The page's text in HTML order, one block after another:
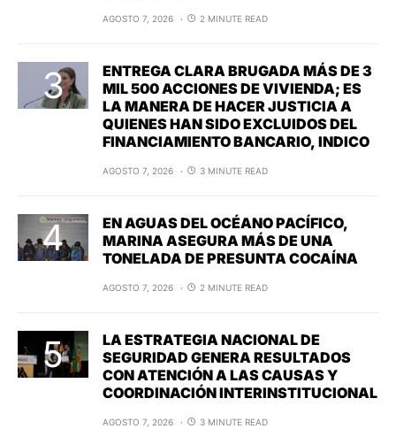
AGOSTO 7, 2026 2 MINUTE READ
ENTREGA CLARA BRUGADA MÁS DE 3
MIL 500 ACCIONES DE VIVIENDA; ES
LA MANERA DE HACER JUSTICIA A
QUIENES HAN SIDO EXCLUIDOS DEL
FINANCIAMIENTO BANCARIO, INDICO
AGOSTO 7, 2026 3 MINUTE READ
EN AGUAS DEL OCÉANO PACÍFICO,
MARINA ASEGURA MÁS DE UNA
TONELADA DE PRESUNTA COCAÍNA
AGOSTO 7, 2026 2 MINUTE READ
LA ESTRATEGIA NACIONAL DE
SEGURIDAD GENERA RESULTADOS
CON ATENCIÓN A LAS CAUSAS Y
COORDINACIÓN INTERINSTITUCIONAL
AGOSTO 7, 2026 3 MINUTE READ